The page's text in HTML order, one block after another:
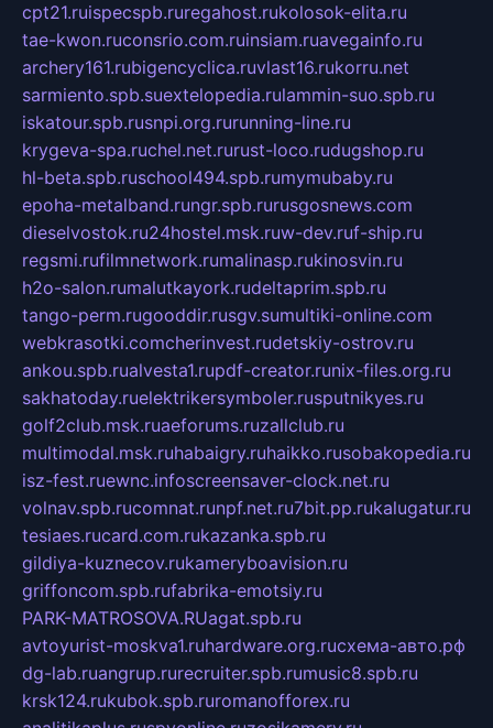
cpt21.ruispecspb.ruregahost.rukolosok-elita.ru
tae-kwon.ruconsrio.com.ruinsiam.ruavegainfo.ru
archery161.rubigencyclica.ruvlast16.rukorru.net
sarmiento.spb.suextelopedia.rulammin-suo.spb.ru
iskatour.spb.rusnpi.org.rurunning-line.ru
krygeva-spa.ruchel.net.rurust-loco.rudugshop.ru
hl-beta.spb.ruschool494.spb.rumymubaby.ru
epoha-metalband.rungr.spb.rurusgosnews.com
dieselvostok.ru24hostel.msk.ruw-dev.ruf-ship.ru
regsmi.rufilmnetwork.rumalinasp.rukinosvin.ru
h2o-salon.rumalutkayork.rudeltaprim.spb.ru
tango-perm.rugooddir.rusgv.sumultiki-online.com
webkrasotki.comcherinvest.rudetskiy-ostrov.ru
ankou.spb.rualvesta1.rupdf-creator.runix-files.org.ru
sakhatoday.ruelektrikersymboler.rusputnikyes.ru
golf2club.msk.ruaeforums.ruzallclub.ru
multimodal.msk.ruhabaigry.ruhaikko.rusobakopedia.ru
isz-fest.ruewnc.infoscreensaver-clock.net.ru
volnav.spb.rucomnat.runpf.net.ru7bit.pp.rukalugatur.ru
tesiaes.rucard.com.rukazanka.spb.ru
gildiya-kuznecov.rukameryboavision.ru
griffoncom.spb.rufabrika-emotsiy.ru
PARK-MATROSOVA.RUagat.spb.ru
avtoyurist-moskva1.ruhardware.org.ruсхема-авто.рф
dg-lab.ruangrup.rurecruiter.spb.rumusic8.spb.ru
krsk124.rukubok.spb.ruromanofforex.ru